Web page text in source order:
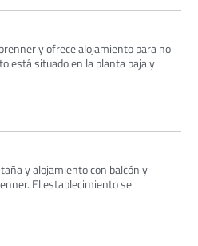
y ofrece alojamiento para no
está situado en la planta baja y
y alojamiento con balcón y
El establecimiento se